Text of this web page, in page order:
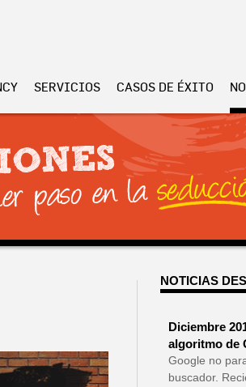
SERVICIOS CASOS DE ÉXITO
NOTICIAS
Diciembre
algoritmo de
Google no
buscador.